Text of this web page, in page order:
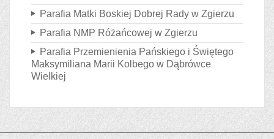
Parafia Matki Boskiej Dobrej Rady w Zgierzu
Parafia NMP Różańcowej w Zgierzu
Parafia Przemienienia Pańskiego i Świętego
Maksymiliana Marii Kolbego w Dąbrówce
Wielkiej